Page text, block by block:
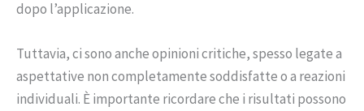
dopo l’applicazione.
Tuttavia, ci sono anche opinioni critiche, spesso legate a
aspettative non completamente soddisfatte o a reazioni
individuali. È importante ricordare che i risultati possono